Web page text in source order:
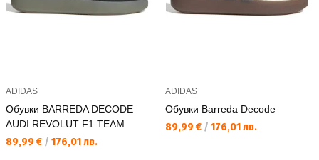
ADIDAS
Обувки BARREDA DECODE
AUDI REVOLUT F1 TEAM
Текуща цена:
89,99 € / 176,01 лв.
ADIDAS
Обувки Barreda Decode
Текуща цена:
89,99 € / 176,01 лв.